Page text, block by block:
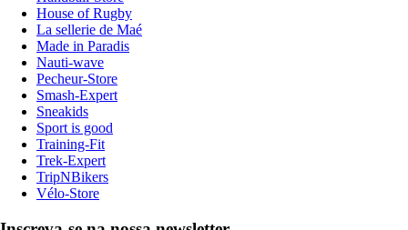
House of Rugby
La sellerie de Maé
Made in Paradis
Nauti-wave
Pecheur-Store
Smash-Expert
Sneakids
Sport is good
Training-Fit
Trek-Expert
TripNBikers
Vélo-Store